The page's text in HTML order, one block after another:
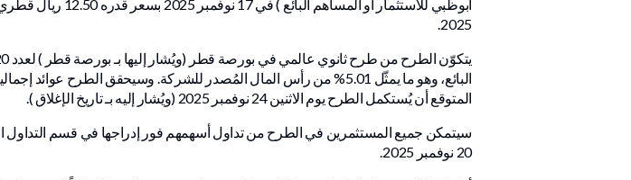
2025.
المتوقع أن يُستكمل الطرح يوم الاثنين 24 نوفمبر 2025 (ويُشار إليه بـ تاريخ الإغلاق ).
سيتمكن جميع المستثمرين في الطرح من تداول أسهمهم فور إدراجها في قسم
20 نوفمبر 2025.